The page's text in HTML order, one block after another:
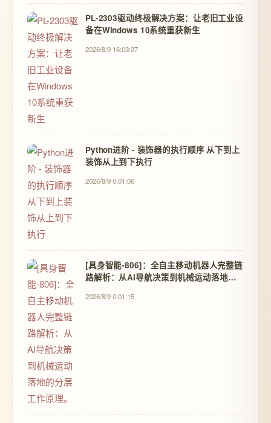
PL-2303驱动终极解决方案：让老旧工业设
备在Windows 10系统重获新生
2026/8/9 16:03:37
Python进阶 - 装饰器的执行顺序 从下到上
装饰从上到下执行
2026/8/9 0:01:06
[具身智能-806]：全自主移动机器人完整链
路解析：从AI导航决策到机械运动落地的
2026/8/9 0:01:15